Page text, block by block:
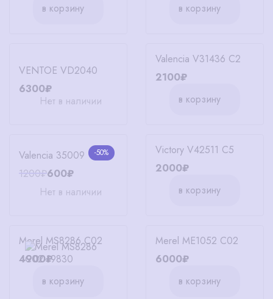
в корзину
в корзину
VENTOE VD2040
6300₽
Нет в наличии
Valencia V31436 C2
2100₽
в корзину
-50%
Valencia 35009
1200₽600₽
Нет в наличии
Victory V42511 C5
2000₽
в корзину
Merel MS8286 C02
4900₽
в корзину
Merel ME1052 C02
6000₽
в корзину